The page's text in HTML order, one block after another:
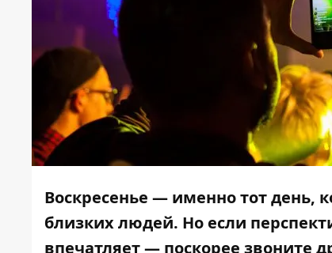
Воскресенье — именно тот день,
близких людей. Но если
впечатляет — поскорее звоните